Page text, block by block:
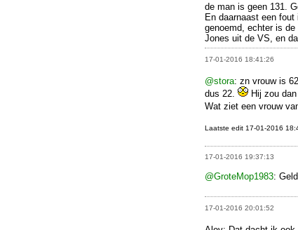
de man is geen 131.
En daarnaast een
genoemd, echter is de
Jones uit de VS, en
17-01-2016 18:41:26
@stora: zn vrouw is
dus 22.
Hij zou
Wat ziet een vrouw
Laatste edit 17-01-2016
17-01-2016 19:37:13
@GroteMop1983:
17-01-2016 20:01:52